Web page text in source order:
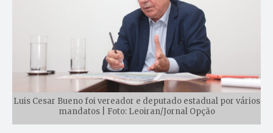
Luis Cesar Bueno foi vereador e deputado estadual por vários
mandatos | Foto: Leoiran/Jornal Opção